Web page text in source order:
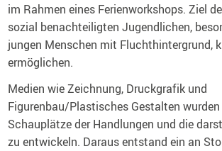
im Rahmen eines Ferienworkshops. Ziel
sozial benachteiligten Jugendlichen,
jungen Menschen mit Fluchthintergrund,
ermöglichen.
Medien wie Zeichnung, Druckgrafik und
Figurenbau/Plastisches Gestalten
Schauplätze der Handlungen und die
zu entwickeln. Daraus entstand ein an